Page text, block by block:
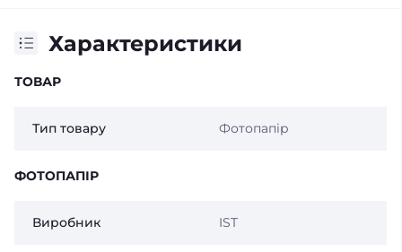
Характеристики
ТОВАР
Тип товару Фотопапір
ФОТОПАПІР
Виробник IST